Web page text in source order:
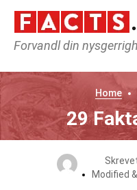
Forvandl din
Home
29
Modified